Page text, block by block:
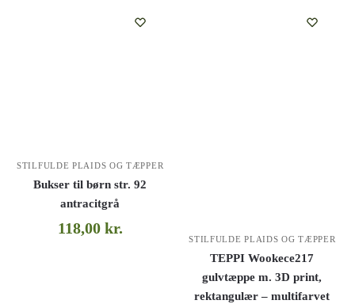
STILFULDE PLAIDS OG TÆPPER
Bukser til børn str. 92
antracitgrå
118,00 kr.
STILFULDE PLAIDS OG TÆPPER
TEPPI Wookece217
gulvtæppe m. 3D print,
rektangulær – multifarvet